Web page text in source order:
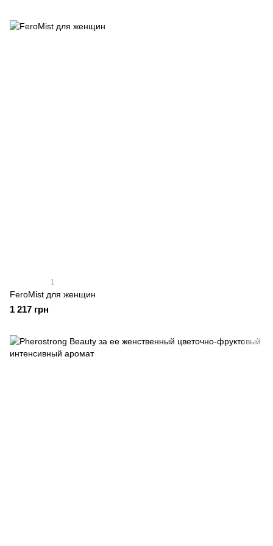
1
FeroMist для женщин
1 217 грн